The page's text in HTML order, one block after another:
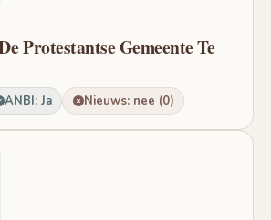
Protestantse Gemeente Te
ANBI: Ja Nieuws: nee (0)